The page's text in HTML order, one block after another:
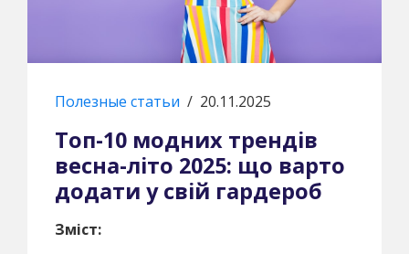
Полезные статьи / 20.11.2025
Топ-10 модних трендів
весна-літо 2025: що варто
додати у свій гардероб
Зміст: